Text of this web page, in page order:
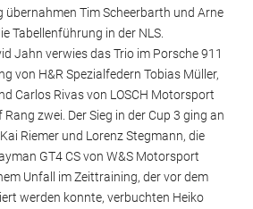
übernahmen Tim Scheerbarth und Arne
Tabellenführung in der NLS.
Jahn verwies das Trio im Porsche 911
von H&R Spezialfedern Tobias Müller,
Carlos Rivas von LOSCH Motorsport
zwei. Der Sieg in der Cup 3 ging an
Riemer und Lorenz Stegmann, die
GT4 CS von W&S Motorsport
Unfall im Zeittraining, der vor dem
werden konnte, verbuchten Heiko